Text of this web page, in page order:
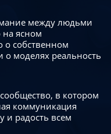
между людьми
на ясном
о собственном
о моделях реальность
в котором
коммуникация
и радость всем